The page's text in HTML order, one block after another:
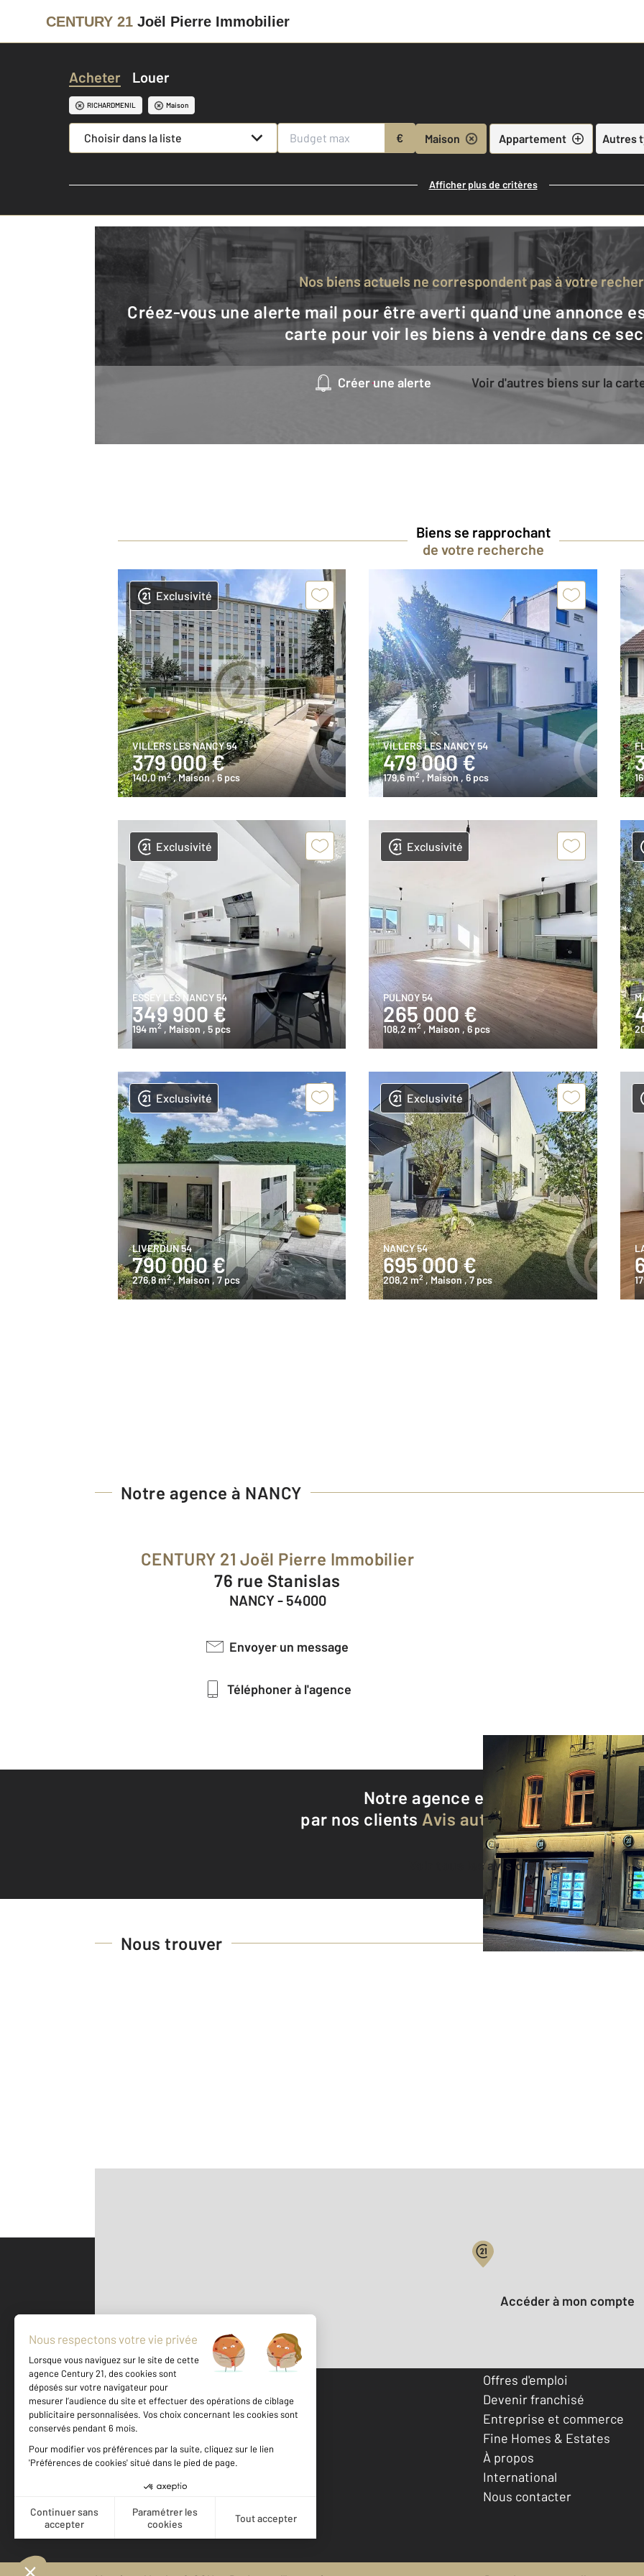
CENTURY 21 Joël Pierre Immobilier
Acheter Louer
RICHARDMENIL Maison
Choisir dans la liste € Maison Appartement Autres
Afficher plus de critères
Nos biens actuels ne correspondent pas à votre
Créez-vous une alerte mail pour être averti quand une annonce est en ligne et consultez la
carte pour voir les biens à vendre dans ce
Créer une alerte Voir d'autres biens sur la
Biens se rapprochant
de votre recherche
Exclusivité
VILLERS LES NANCY 54
379 000 €
140,0 m2 , Maison, 6 pcs
VILLERS LES NANCY 54
479 000 €
179,6 m2 , Maison , 6 pcs
Exclusivité
ESSEY LES NANCY 54
349 900 €
194 m2 , Maison , 5 pcs
Exclusivité
PULNOY 54
265 000 €
108,2 m2 , Maison, 6 pcs
Exclusivité
LIVERDUN 54
790 000 €
276,8 m2 , Maison, 7 pcs
Exclusivité
NANCY 54
695 000 €
208,2 m2 , Maison, 7 pcs
Notre agence à NANCY
CENTURY 21 Joël Pierre Immobilier
76 rue Stanislas
NANCY - 54000
Envoyer un message
Téléphoner à l'agence
Notre agence est notée9,4/10
par nos clients Avis authentifiés par
Voir tous les avis clients
Nous trouver
500 m ©Mappy
Votre compte :
Accéder à mon compte
Votre agence est notée
Achat
10
Location
Offres d'emploi
Devenir franchisé
Entreprise et commerce
Fine Homes & Estates
À propos
International
Nous contacter